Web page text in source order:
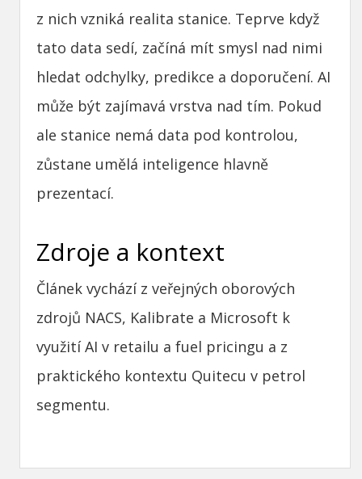
z nich vzniká realita stanice. Teprve když
tato data sedí, začíná mít smysl nad nimi
hledat odchylky, predikce a doporučení. AI
může být zajímavá vrstva nad tím. Pokud
ale stanice nemá data pod kontrolou,
zůstane umělá inteligence hlavně
prezentací.
Zdroje a kontext
Článek vychází z veřejných oborových
zdrojů NACS, Kalibrate a Microsoft k
využití AI v retailu a fuel pricingu a z
praktického kontextu Quitecu v petrol
segmentu.